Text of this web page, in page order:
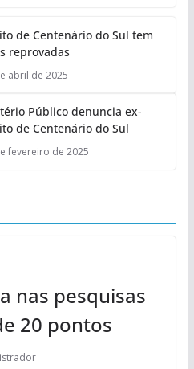
de Centenário do Sul tem
reprovadas
abril de 2025
Público denuncia ex-
de Centenário do Sul
fevereiro de 2025
nas pesquisas
20 pontos